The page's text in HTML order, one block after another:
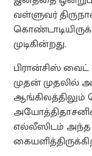
வள்ளுவர்
முடிகின்றது.
பிரான்சிஸ்
முதன் முதலில்
ஆங்கிலத்திலும்
எல்லீஸிடம் அந்த